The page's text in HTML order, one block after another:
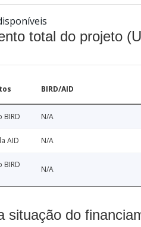
total do projeto
BIRD/AID
N/A
AID N/A
N/A
situação do